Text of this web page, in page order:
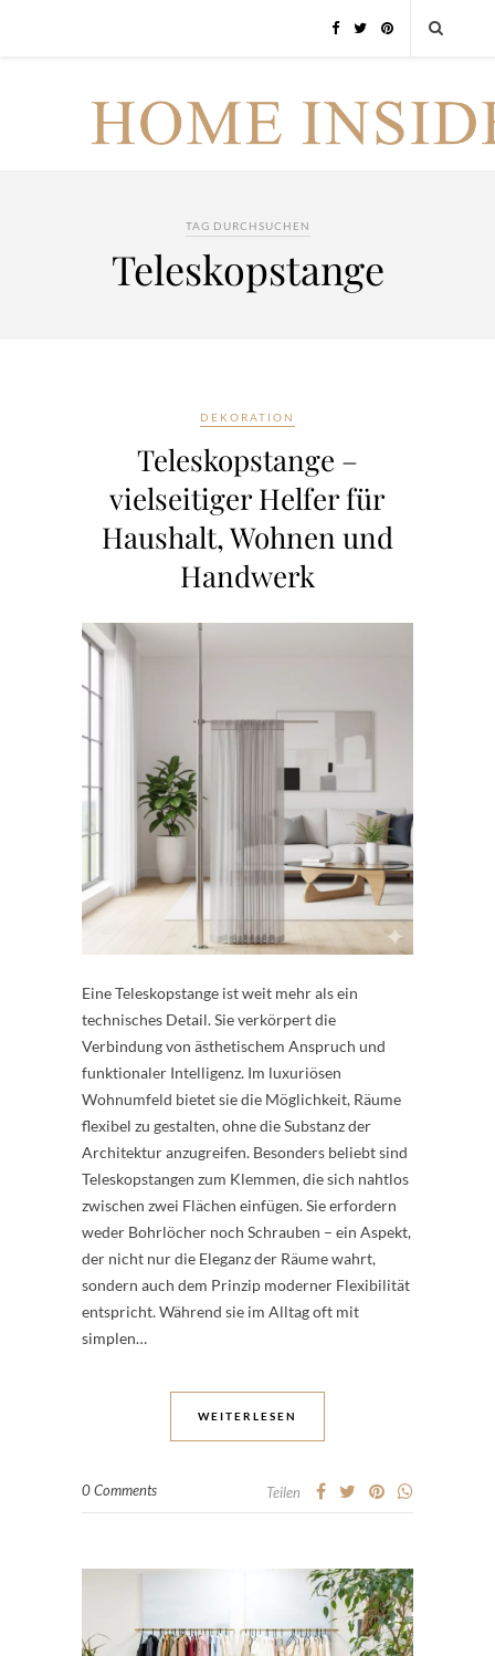
TAG DURCHSUCHEN
Teleskopstange
DEKORATION
Teleskopstange –
vielseitiger Helfer für
Haushalt, Wohnen und
Handwerk
Eine Teleskopstange ist weit mehr als ein
technisches Detail. Sie verkörpert die
Verbindung von ästhetischem Anspruch und
funktionaler Intelligenz. Im luxuriösen
Wohnumfeld bietet sie die Möglichkeit, Räume
flexibel zu gestalten, ohne die Substanz der
Architektur anzugreifen. Besonders beliebt sind
Teleskopstangen zum Klemmen, die sich nahtlos
zwischen zwei Flächen einfügen. Sie erfordern
weder Bohrlöcher noch Schrauben – ein Aspekt,
der nicht nur die Eleganz der Räume wahrt,
sondern auch dem Prinzip moderner Flexibilität
entspricht. Während sie im Alltag oft mit
simplen…
WEITERLESEN
0 Comments Teilen